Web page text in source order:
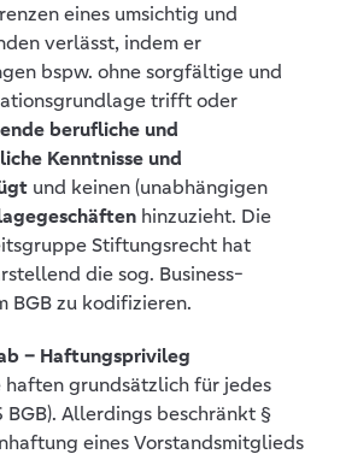
eines umsichtig und
verlässt, indem er
bspw. ohne sorgfältige und
trifft oder
berufliche und
Kenntnisse und
und keinen (unabhängigen
hinzuzieht. Die
Stiftungsrecht hat
die sog. Business-
BGB zu kodifizieren.
– Haftungsprivileg
grundsätzlich für jedes
Allerdings beschränkt §
eines Vorstandsmitglieds